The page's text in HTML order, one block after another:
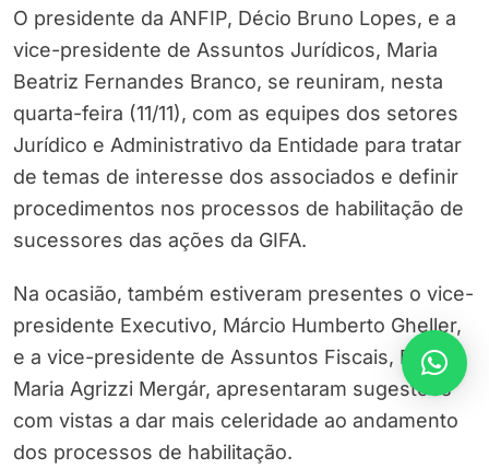
O presidente da ANFIP, Décio Bruno Lopes, e a
vice-presidente de Assuntos Jurídicos, Maria
Beatriz Fernandes Branco, se reuniram, nesta
quarta-feira (11/11), com as equipes dos setores
Jurídico e Administrativo da Entidade para tratar
de temas de interesse dos associados e definir
procedimentos nos processos de habilitação de
sucessores das ações da GIFA.
Na ocasião, também estiveram presentes o vice-
presidente Executivo, Márcio Humberto Gheller,
e a vice-presidente de Assuntos Fiscais, Eucélia
Maria Agrizzi Mergár, apresentaram sugestões
com vistas a dar mais celeridade ao andamento
dos processos de habilitação.